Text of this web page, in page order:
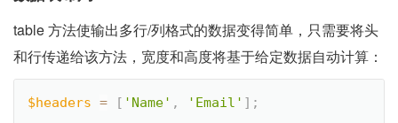
table 方法使输出多行/列格式的数据变得简单，只需要将头
和行传递给该方法，宽度和高度将基于给定数据自动计算：
$headers = [ 'Name' , 'Email' ] ;